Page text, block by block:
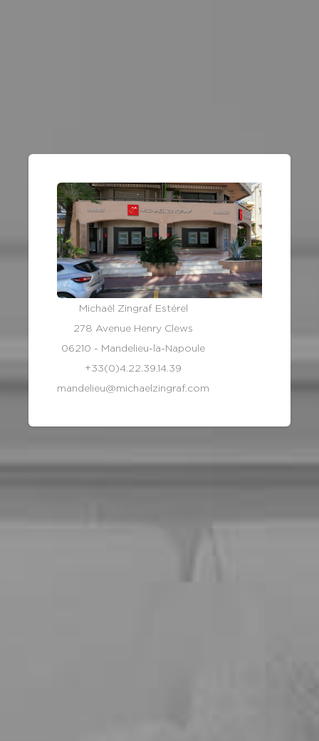
Michaël Zingraf Estérel
278 Avenue Henry Clews
06210 - Mandelieu-la-Napoule
+33(0)4.22.39.14.39
mandelieu@michaelzingraf.com